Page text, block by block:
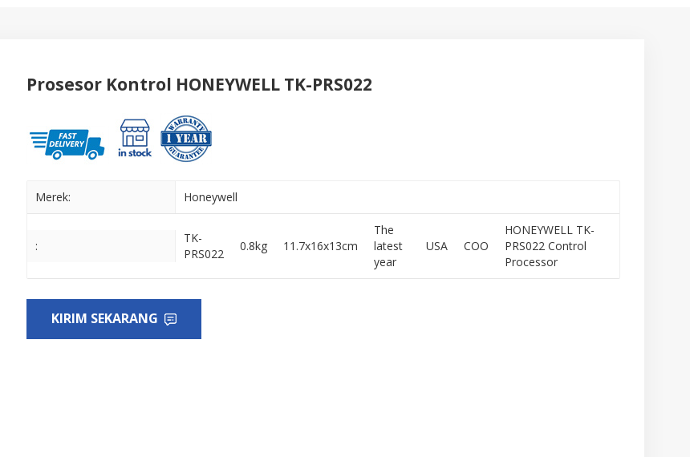
Prosesor Kontrol HONEYWELL TK-PRS022
Merek: Honeywell
:
TK-
PRS022
0.8kg 11.7x16x13cm
The
latest
year
USA COO
HONEYWELL TK-
PRS022 Control
Processor
KIRIM SEKARANG